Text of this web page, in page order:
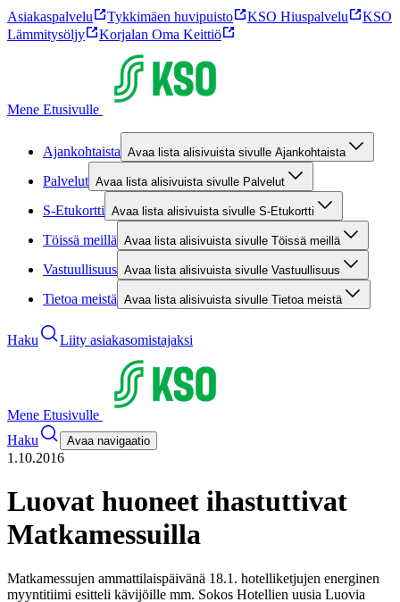
Asiakaspalvelu Tykkimäen huvipuisto KSO Hiuspalvelu
KSO
Lämmitysöljy
Korjalan Oma Keittiö
Mene Etusivulle
Ajankohtaista Avaa lista alisivuista sivulle Ajankohtaista
Palvelut Avaa lista alisivuista sivulle Palvelut
S-Etukortti Avaa lista alisivuista sivulle S-Etukortti
Töissä meillä Avaa lista alisivuista sivulle Töissä meillä
Vastuullisuus Avaa lista alisivuista sivulle Vastuullisuus
Tietoa meistä Avaa lista alisivuista sivulle Tietoa meistä
Haku Liity asiakasomistajaksi
Mene Etusivulle
Haku
Avaa navigaatio
1.10.2016
Luovat huoneet ihastuttivat
Matkamessuilla
Matkamessujen ammattilaispäivänä 18.1. hotelliketjujen energinen
myyntitiimi esitteli kävijöille mm. Sokos Hotellien uusia Luovia